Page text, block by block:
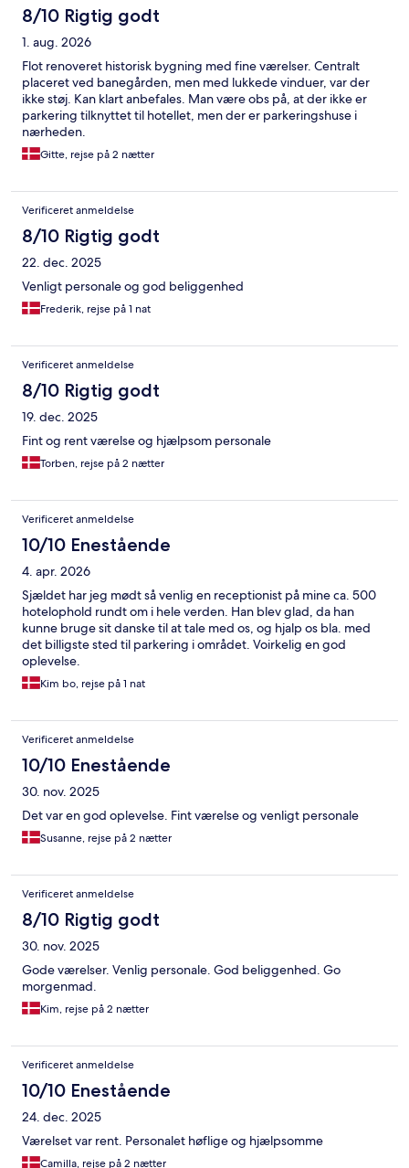
8/10 Rigtig godt
1. aug. 2026
Flot renoveret historisk bygning med fine værelser. Centralt
placeret ved banegården, men med lukkede vinduer, var der
ikke støj. Kan klart anbefales. Man være obs på, at der ikke er
parkering tilknyttet til hotellet, men der er parkeringshuse i
nærheden.
Gitte, rejse på 2 nætter
Verificeret anmeldelse
8/10 Rigtig godt
22. dec. 2025
Venligt personale og god beliggenhed
Frederik, rejse på 1 nat
Verificeret anmeldelse
8/10 Rigtig godt
19. dec. 2025
Fint og rent værelse og hjælpsom personale
Torben, rejse på 2 nætter
Verificeret anmeldelse
10/10 Enestående
4. apr. 2026
Sjældet har jeg mødt så venlig en receptionist på mine ca. 500
hotelophold rundt om i hele verden. Han blev glad, da han
kunne bruge sit danske til at tale med os, og hjalp os bla. med
det billigste sted til parkering i området. Voirkelig en god
oplevelse.
Kim bo, rejse på 1 nat
Verificeret anmeldelse
10/10 Enestående
30. nov. 2025
Det var en god oplevelse. Fint værelse og venligt personale
Susanne, rejse på 2 nætter
Verificeret anmeldelse
8/10 Rigtig godt
30. nov. 2025
Gode værelser. Venlig personale. God beliggenhed. Go
morgenmad.
Kim, rejse på 2 nætter
Verificeret anmeldelse
10/10 Enestående
24. dec. 2025
Værelset var rent. Personalet høflige og hjælpsomme
Camilla, rejse på 2 nætter